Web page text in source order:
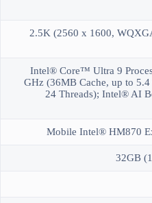
2.5K (2560 x 1600,
Intel® Core™ Ultra 9
GHz (36MB Cache, up to
24 Threads); Intel® AI
Mobile Intel® HM870
32GB